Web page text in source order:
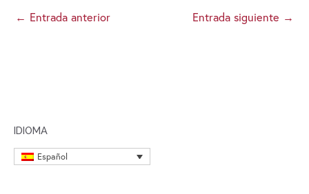
← Entrada anterior Entrada siguiente →
IDIOMA
Español